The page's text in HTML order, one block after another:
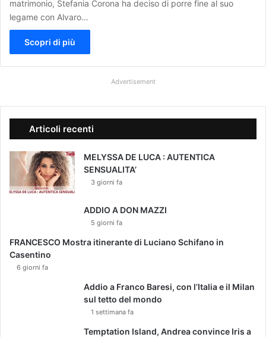
matrimonio, Stefania Corona ha deciso di porre fine al suo
legame con Alvaro…
Scopri di più
Advertisement
Articoli recenti
MELYSSA DE LUCA : AUTENTICA
SENSUALITA’
3 giorni fa
ADDIO A DON MAZZI
5 giorni fa
FRANCESCO Mostra itinerante di Luciano Schifano in
Casentino
6 giorni fa
Addio a Franco Baresi, con l’Italia e il Milan
sul tetto del mondo
1 settimana fa
Temptation Island, Andrea convince Iris a